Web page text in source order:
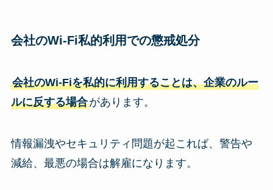
会社のWi-Fi私的利用での懲戒処分
会社のWi-Fiを私的に利用することは、企業のルー
ルに反する場合があります。
情報漏洩やセキュリティ問題が起これば、警告や
減給、最悪の場合は解雇になります。